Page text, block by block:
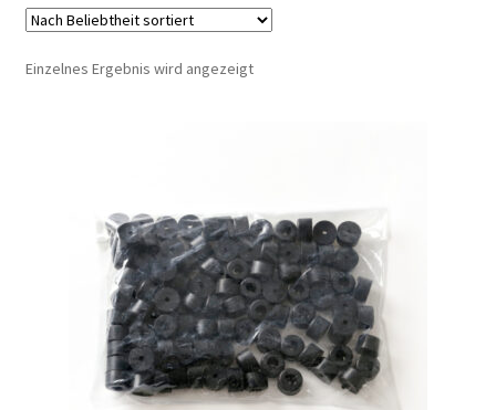
Einzelnes Ergebnis wird angezeigt